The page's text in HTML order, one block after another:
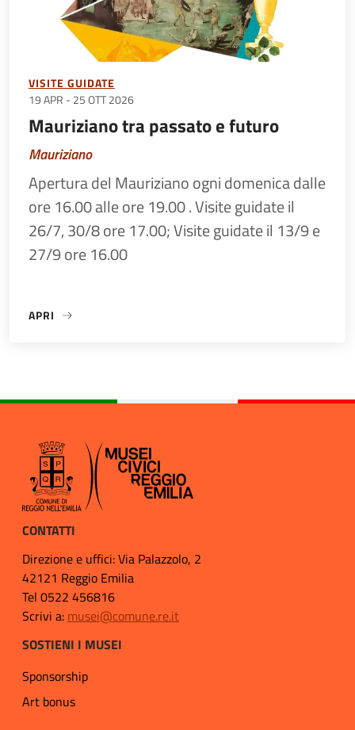
VISITE GUIDATE
19 APR - 25 OTT 2026
Mauriziano tra passato e futuro
Mauriziano
Apertura del Mauriziano ogni domenica dalle
ore 16.00 alle ore 19.00 . Visite guidate il
26/7, 30/8 ore 17.00; Visite guidate il 13/9 e
27/9 ore 16.00
APRI
«MAURIZIANO TRA PASSATO E FUTURO»
CONTATTI
Direzione e uffici: Via Palazzolo, 2
42121 Reggio Emilia
Tel 0522 456816
Scrivi a: musei@comune.re.it
SOSTIENI I MUSEI
Sponsorship
Art bonus